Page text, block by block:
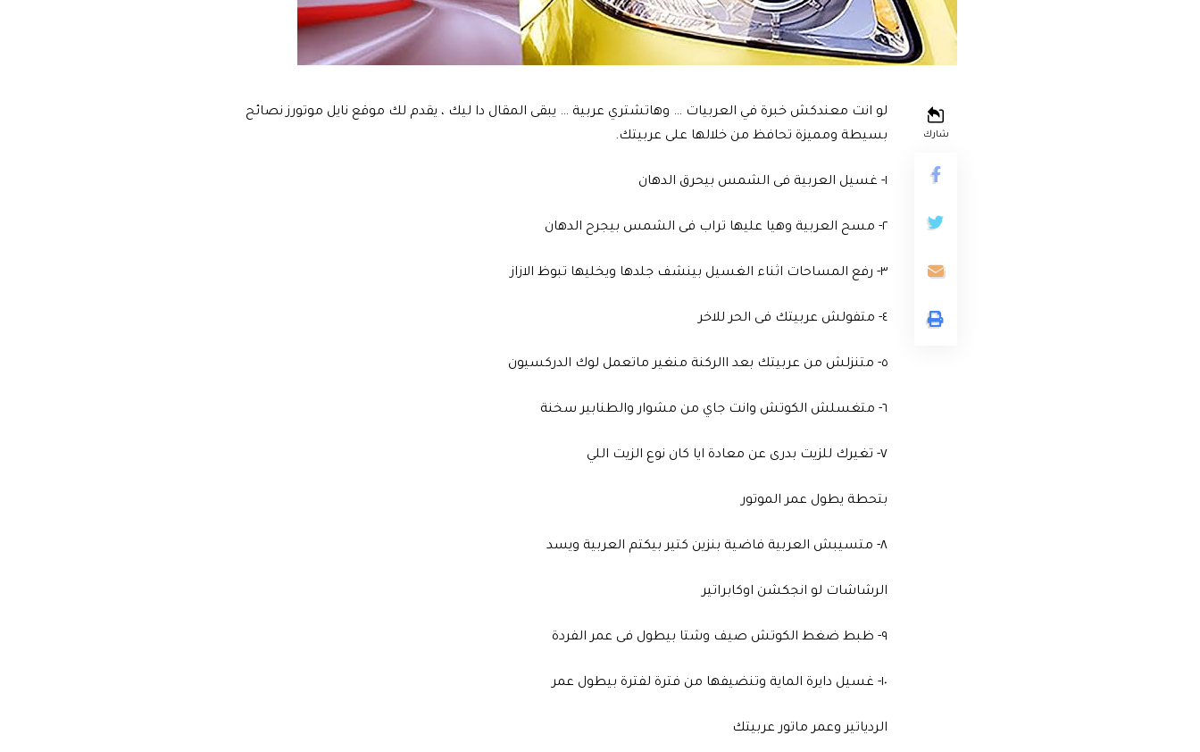
شارك
لو انت معندكش خبرة في العربيات … وهاتشتري عربية … يبقى المقال دا ليك ، يقدم لك موقع نايل موتورز نصائح
بسيطة ومميزة تحافظ من خلالها على عربيتك.
١- غسيل العربية فى الشمس بيحرق الدهان
٢- مسح العربية وهيا عليها تراب فى الشمس بيجرح الدهان
٣- رفع المساحات اثناء الغسيل بينشف جلدها ويخليها تبوظ الازاز
٤- متفولش عربيتك فى الحر للاخر
٥- متنزلش من عربيتك بعد االركنة منغير ماتعمل لوك الدركسيون
٦- متغسلش الكوتش وانت جاي من مشوار والطنابير سخنة
٧- تغيرك للزيت بدرى عن معادة ايا كان نوع الزيت اللي
بتحطة يطول عمر الموتور
٨- متسيبش العربية فاضية بنزين كتير بيكتم العربية ويسد
الرشاشات لو انجكشن اوكابراتير
٩- ظبط ضغط الكوتش صيف وشتا بيطول فى عمر الفردة
١٠- غسيل دايرة الماية وتنضيفها من فترة لفترة بيطول عمر
الردياتير وعمر ماتور عربيتك